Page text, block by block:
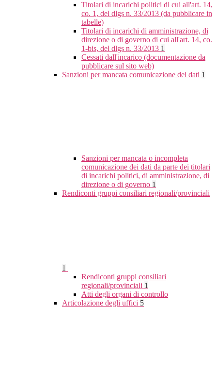
Titolari di incarichi politici di cui all'art. 14,
co. 1, del dlgs n. 33/2013 (da pubblicare in
tabelle)
Titolari di incarichi di amministrazione, di
direzione o di governo di cui all'art. 14, co.
1-bis, del dlgs n. 33/2013 1
Cessati dall'incarico (documentazione da
pubblicare sul sito web)
Sanzioni per mancata comunicazione dei dati 1
Sanzioni per mancata o incompleta
comunicazione dei dati da parte dei titolari
di incarichi politici, di amministrazione, di
direzione o di governo 1
Rendiconti gruppi consiliari regionali/provinciali
1
Rendiconti gruppi consiliari
regionali/provinciali 1
Atti degli organi di controllo
Articolazione degli uffici 5